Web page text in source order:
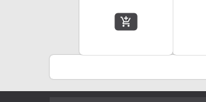
add_shopping_cart